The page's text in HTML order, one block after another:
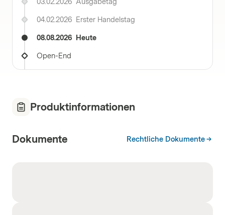
03.02.2026 Ausgabetag
04.02.2026 Erster Handelstag
08.08.2026 Heute
Open-End
Produktinformationen
Dokumente Rechtliche Dokumente